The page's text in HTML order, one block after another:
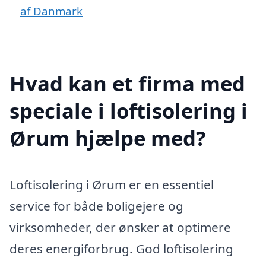
af Danmark
Hvad kan et firma med
speciale i loftisolering i
Ørum hjælpe med?
Loftisolering i Ørum er en essentiel
service for både boligejere og
virksomheder, der ønsker at optimere
deres energiforbrug. God loftisolering